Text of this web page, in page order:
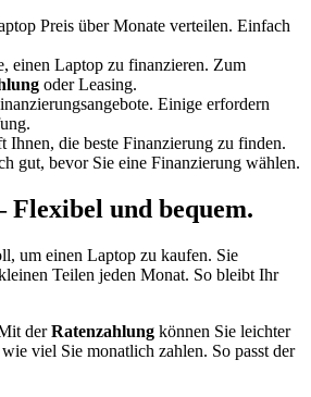
Preis über Monate verteilen. Einfach
einen Laptop zu finanzieren. Zum
oder Leasing.
Einige erfordern
Ihnen, die beste Finanzierung zu finden.
gut, bevor Sie eine Finanzierung wählen.
Flexibel und bequem.
um einen Laptop zu kaufen. Sie
Teilen jeden Monat. So bleibt Ihr
derRatenzahlung können Sie leichter
viel Sie monatlich zahlen. So passt der